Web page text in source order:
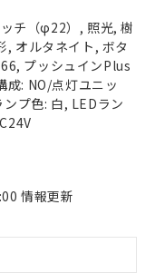
チ（φ22）, 照光, 樹
, オルタネイト, ボタ
プッシュインPlus
成: NO/点灯ユニッ
ンプ色: 白, LEDラン
情報更新